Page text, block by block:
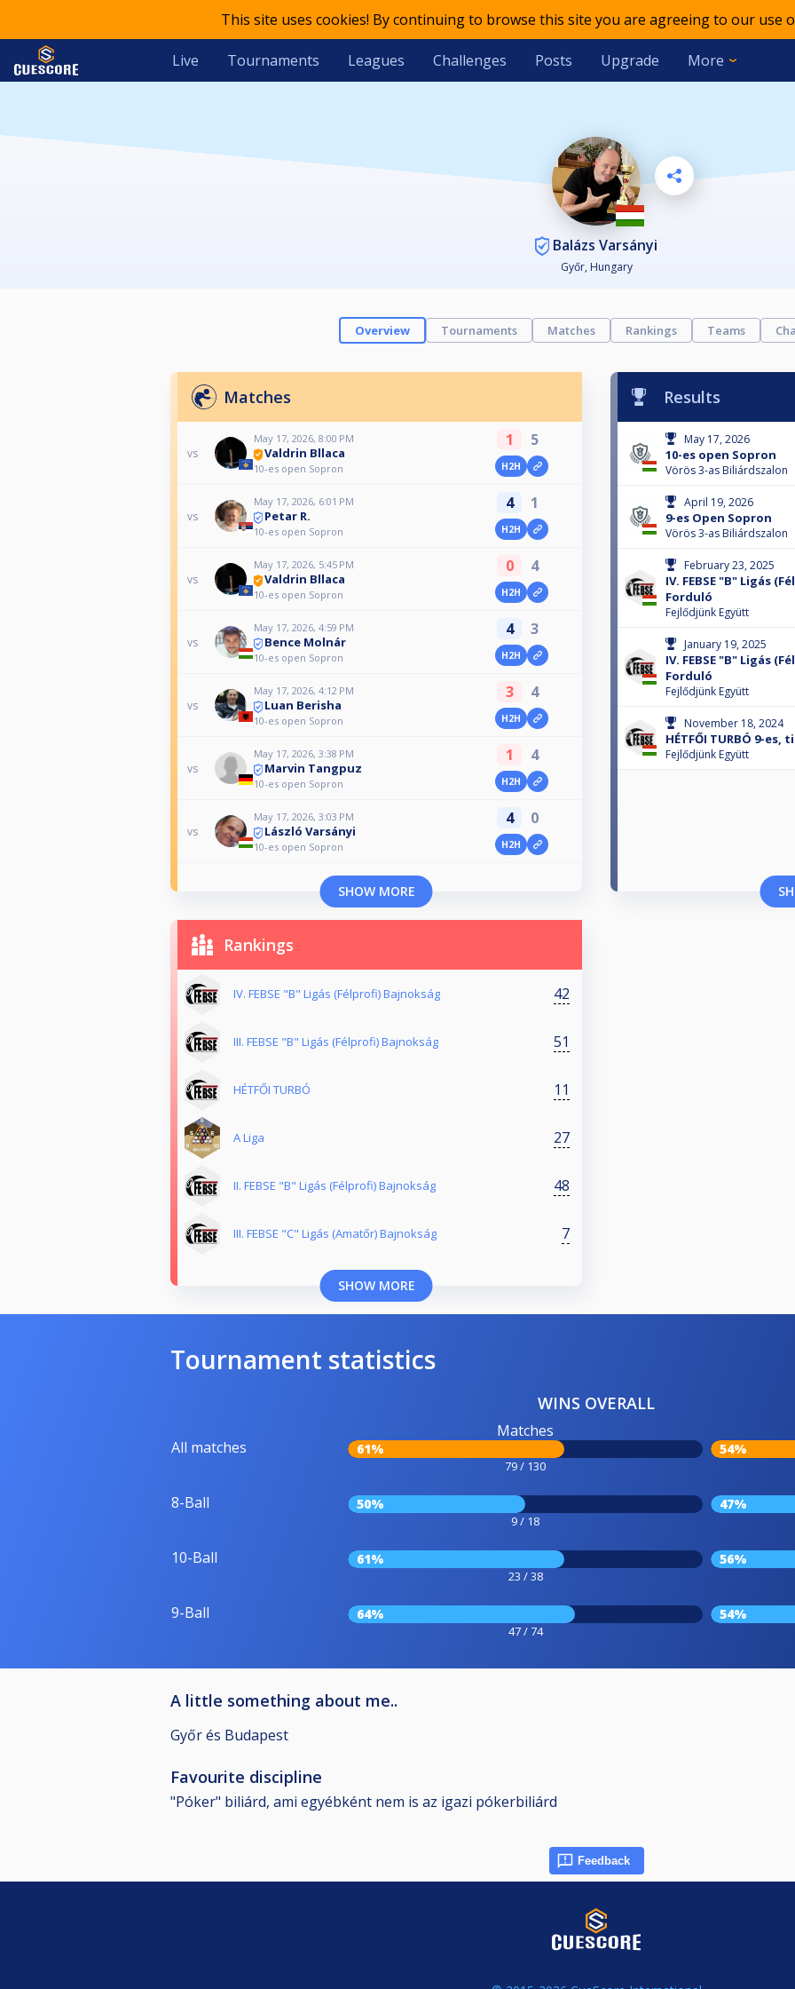
This site uses cookies! By continuing to browse this site you are agreeing to our use
Live Tournaments Leagues Challenges Posts Upgrade More
Balázs Varsányi
Győr, Hungary
Overview Tournaments Matches Rankings Teams
Matches
vs
May 17, 2026, 8:00 PM
Valdrin Bllaca
10-es open Sopron
1 5
H2H
vs
May 17, 2026, 6:01 PM
Petar R.
10-es open Sopron
4 1
H2H
vs
May 17, 2026, 5:45 PM
Valdrin Bllaca
10-es open Sopron
0 4
H2H
vs
May 17, 2026, 4:59 PM
Bence Molnár
10-es open Sopron
4 3
H2H
vs
May 17, 2026, 4:12 PM
Luan Berisha
10-es open Sopron
3 4
H2H
vs
May 17, 2026, 3:38 PM
Marvin Tangpuz
10-es open Sopron
1 4
H2H
vs
May 17, 2026, 3:03 PM
László Varsányi
10-es open Sopron
4 0
H2H
SHOW MORE
Results
May 17, 2026
10-es open Sopron
Vörös 3-as Biliárdszalon
April 19, 2026
9-es Open Sopron
Vörös 3-as Biliárdszalon
February 23, 2025
IV. FEBSE "B" Ligás
Forduló
Fejlődjünk Együtt
January 19, 2025
IV. FEBSE "B" Ligás
Forduló
Fejlődjünk Együtt
November 18, 2024
HÉTFŐI TURBÓ 9-
Fejlődjünk Együtt
Rankings
IV. FEBSE "B" Ligás (Félprofi) Bajnokság 42
III. FEBSE "B" Ligás (Félprofi) Bajnokság 51
HÉTFŐI TURBÓ 11
A Liga 27
II. FEBSE "B" Ligás (Félprofi) Bajnokság 48
III. FEBSE "C" Ligás (Amatőr) Bajnokság 7
SHOW MORE
Tournament statistics
WINS OVERALL
All matches
Matches
61%
79 / 130
54%
8-Ball 50%
9 / 18
47%
10-Ball 61%
23 / 38
56%
9-Ball 64%
47 / 74
54%
A little something about me..
Győr és Budapest
Favourite discipline
"Póker" biliárd, ami egyébként nem is az igazi pókerbiliárd
Feedback